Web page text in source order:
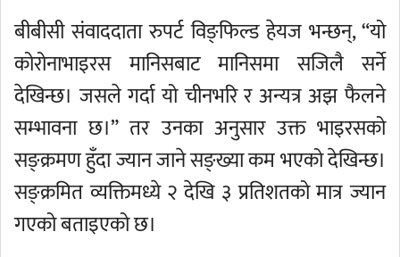
बीबीसी संवाददाता रुपर्ट विङ्फिल्ड हेयज भन्छन्, “यो
कोरोनाभाइरस मानिसबाट मानिसमा सजिलै सर्ने
देखिन्छ। जसले गर्दा यो चीनभरि र अन्यत्र अझ फैलने
सम्भावना छ।” तर उनका अनुसार उक्त भाइरसको
सङ्क्रमण हुँदा ज्यान जाने सङ्ख्या कम भएको देखिन्छ।
सङ्क्रमित व्यक्तिमध्ये २ देखि ३ प्रतिशतको मात्र ज्यान
गएको बताइएको छ।